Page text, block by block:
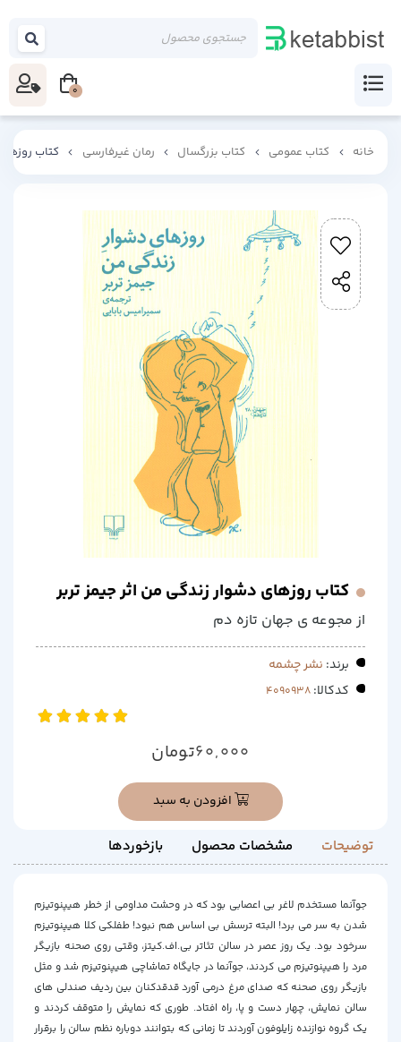
خانه کتاب عمومی کتاب بزرگسال رمان غیرفارسی کتاب
کتاب روزهای دشوار زندگی من اثر جیمز تربر
از مجوعه ی جهان تازه دم
برند: نشر چشمه
کدکالا:
60,000تومان
افزودن به سبد
توضیحات مشخصات محصول بازخوردها
جوآنما مستخدم لاغر بی اعصابی بود که در وحشت مداومی از خطر هیپنوتیزم
شدن به سر می برد! البته ترسش بی اساس هم نبود! طفلکی کلا هیپنوتیزم
سرخود بود. یک روز عصر در سالن تئاتر بی.اف.کیتز، وقتی روی صحنه بازیگر
مرد را هیپنوتیزم می کردند، جوآنما در جایگاه تماشاچی هیپنوتیزم شد و مثل
بازیگر روی صحنه که صدای مرغ درمی آورد قدقدکنان بین ردیف صندلی های
سالن نمایش، چهار دست و پا، راه افتاد. طوری که نمایش را متوقف کردند و
یک گروه نوازنده زایلوفون آوردند تا زمانی که بتوانند دوباره نظم سالن را برقرار
0